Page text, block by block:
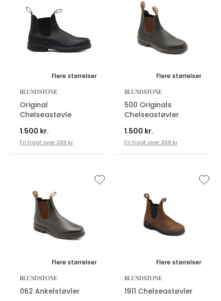
Flere størrelser
BLUNDSTONE
Original
Chelseastøvle
1.500 kr.
Fri fragt over 399 kr
Flere størrelser
BLUNDSTONE
500 Originals
Chelseastøvler
1.500 kr.
Fri fragt over 399 kr
Flere størrelser
BLUNDSTONE
062 Ankelstøvler
Flere størrelser
BLUNDSTONE
1911 Chelseastøvler